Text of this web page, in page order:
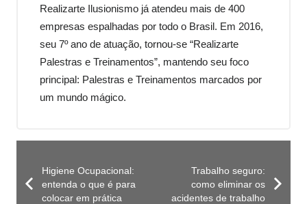
Realizarte Ilusionismo já atendeu mais de 400
empresas espalhadas por todo o Brasil. Em 2016,
seu 7º ano de atuação, tornou-se “Realizarte
Palestras e Treinamentos”, mantendo seu foco
principal: Palestras e Treinamentos marcados por
um mundo mágico.
Higiene Ocupacional:
entenda o que é para
colocar em prática
Trabalho seguro:
como eliminar os
acidentes de trabalho